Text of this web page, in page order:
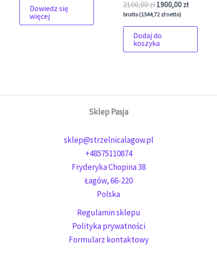
Dowiedz się
więcej
2100,00złPierwotna cena
1900,00 złAktualna
brutto (1544,72 złnetto)
Dodaj do
koszyka
Sklep Pasja
sklep@strzelnicalagow.pl
+48575110874
Fryderyka Chopina 38
Łagów,66-220
Polska
Regulamin sklepu
Polityka prywatności
Formularz kontaktowy